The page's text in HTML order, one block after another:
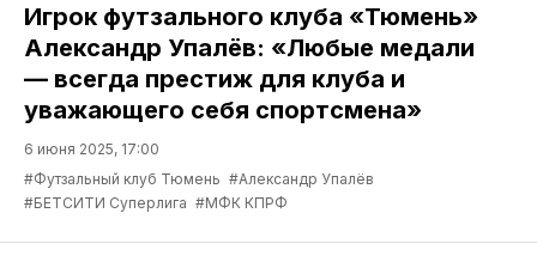
Игрок футзального клуба «Тюмень»
Александр Упалёв: «Любые медали
— всегда престиж для клуба и
уважающего себя спортсмена»
6 июня 2025, 17:00
#Футзальный клуб Тюмень #Александр Упалёв
#БЕТСИТИ Суперлига #МФК КПРФ